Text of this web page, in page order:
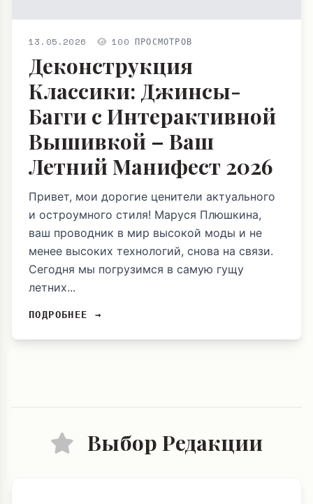
13.05.2026 100 ПРОСМОТРОВ
Деконструкция
Классики: Джинсы-
Багги с Интерактивной
Вышивкой – Ваш
Летний Манифест 2026
Привет, мои дорогие ценители актуального
и остроумного стиля! Маруся Плюшкина,
ваш проводник в мир высокой моды и не
менее высоких технологий, снова на связи.
Сегодня мы погрузимся в самую гущу
летних...
ПОДРОБНЕЕ →
Выбор Редакции